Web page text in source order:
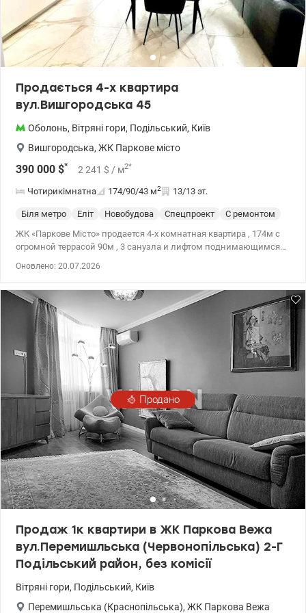
Продається 4-х квартира
вул.Вишгородська 45
Оболонь, Вітряні гори, Подільський, Київ
Вишгородська, ЖК Паркове місто
390 000 $* 2 241 $ / м2*
Чотирикімнатна 174/90/43 м2 13/13 эт.
Біля метро Еліт Новобудова Спецпроект
С ремонтом
ЖК «Паркове Місто» продается 4-х комнатная квартира , 174м с
огромной террасой 90м , 3 санузла и лифтом поднимающимся
Оновлено: 20.07.2026
Продано
Продаж 1к квартири в ЖК Паркова Вежа
вул.Перемишльська (Червонопільська) 2-Г
Подільський район, без комісії
Вітряні гори, Подільський, Київ
Перемишльська (Краснопільська), ЖК Паркова Вежа